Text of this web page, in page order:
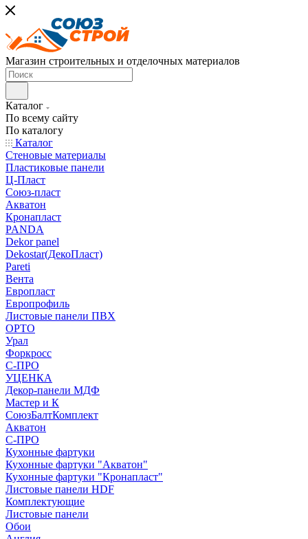
Магазин строительных и отделочных материалов
Каталог
По всему сайту
По каталогу
Каталог
Стеновые материалы
Пластиковые панели
Ц-Пласт
Союз-пласт
Акватон
Кронапласт
PANDA
Dekor panel
Dekostar(ДекоПласт)
Pareti
Вента
Европласт
Европрофиль
Листовые панели ПВХ
ОРТО
Урал
Форкросс
С-ПРО
УЦЕНКА
Декор-панели МДФ
Мастер и К
СоюзБалтКомплект
Акватон
С-ПРО
Кухонные фартуки
Кухонные фартуки "Акватон"
Кухонные фартуки "Кронапласт"
Листовые панели HDF
Комплектующие
Листовые панели
Обои